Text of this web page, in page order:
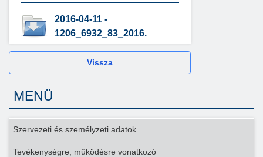
2016-04-11 -
1206_6932_83_2016.
Vissza
MENÜ
Szervezeti és személyzeti adatok
Tevékenységre, működésre vonatkozó